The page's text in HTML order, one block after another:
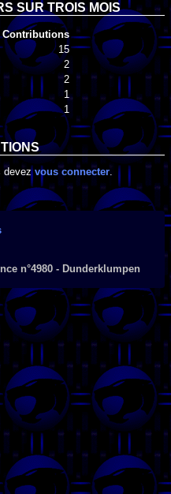
SUR TROIS MOIS
Contributions
15
2
2
1
1
devezvous connecter
n°4980 - Dunderklumpen